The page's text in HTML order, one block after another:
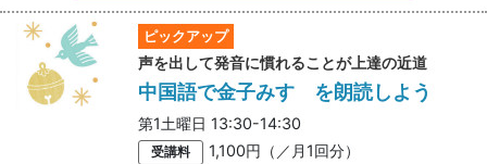
ピックアップ
声を出して発音に慣れることが上達の近道
中国語で金子みすゞを朗読しよう
第1土曜日 13:30-14:30
受講料 1,100円（／月1回分）